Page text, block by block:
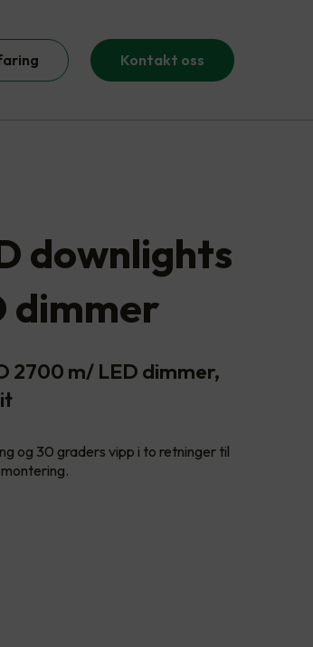
Kontakt oss
downlights
dimmer
2700 m/ LED dimmer,
og 30 graders vipp i to retninger til
montering.